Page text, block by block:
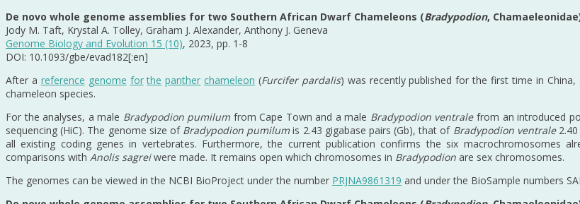
De novo whole genome assemblies for two Southern African Dwarf Chameleons (Bradypodion,
Jody M. Taft, Krystal A. Tolley, Graham J. Alexander, Anthony J. Geneva
Genome Biology and Evolution 15 (10), 2023, pp. 1-8
DOI: 10.1093/gbe/evad182[:en]
After a reference genome for the panther chameleon (Furcifer pardalis) was recently published for the first time in
chameleon species.
For the analyses, a male Bradypodion pumilumfrom Cape Town and a male Bradypodion ventralefrom an introduced
sequencing (HiC). The genome size of Bradypodion pumilumis 2.43 gigabase pairs (Gb), that of Bradypodion ventrale2.40
all existing coding genes in vertebrates. Furthermore, the current publication confirms the six macrochromosomes
comparisons with Anolis sagreiwere made. It remains open which chromosomes in Bradypodion are sex chromosomes.
The genomes can be viewed in the NCBI BioProject under the number PRJNA9861319 and under the BioSample numbers